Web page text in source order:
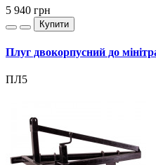
5 940 грн
Купити
Плуг двокорпусний до
ПЛ5